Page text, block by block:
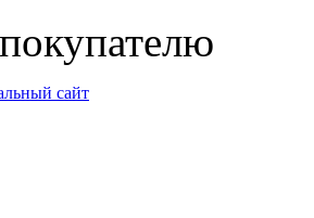
сайт